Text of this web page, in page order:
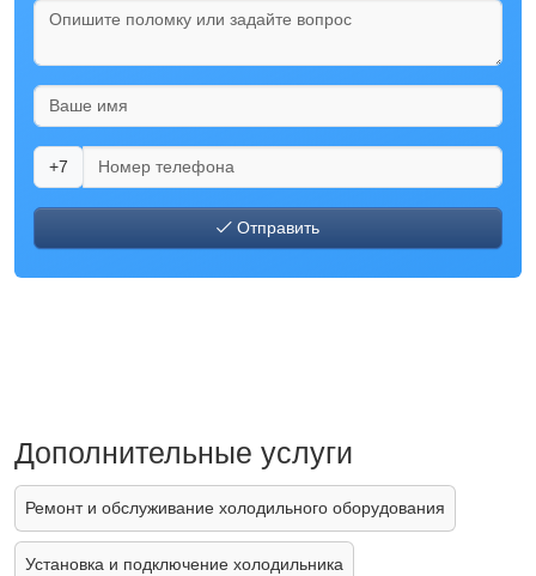
+7
Отправить
Дополнительные услуги
Ремонт и обслуживание холодильного оборудования
Установка и подключение холодильника